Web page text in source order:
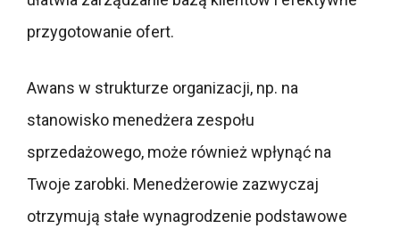
przygotowanie ofert.
Awans w strukturze organizacji, np. na
stanowisko menedżera zespołu
sprzedażowego, może również wpłynąć na
Twoje zarobki. Menedżerowie zazwyczaj
otrzymują stałe wynagrodzenie podstawowe